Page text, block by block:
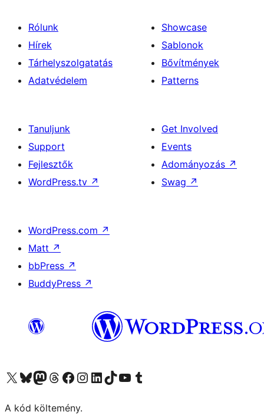
Rólunk
Hírek
Tárhelyszolgatatás
Adatvédelem
Showcase
Sablonok
Bővítmények
Patterns
Tanuljunk
Support
Fejlesztők
WordPress.tv ↗
Get Involved
Events
Adományozás ↗
Swag ↗
WordPress.com ↗
Matt ↗
bbPress ↗
BuddyPress ↗
Visit our X (formerly Twitter) account
Visit our Bluesky account
Twitter csatornánk
Visit our Threads account
Facebook oldalunk megtekintése
Visit our Instagram account
Visit our LinkedIn account
Visit our TikTok account
Visit our YouTube channel
Visit our Tumblr account
A kód költemény.